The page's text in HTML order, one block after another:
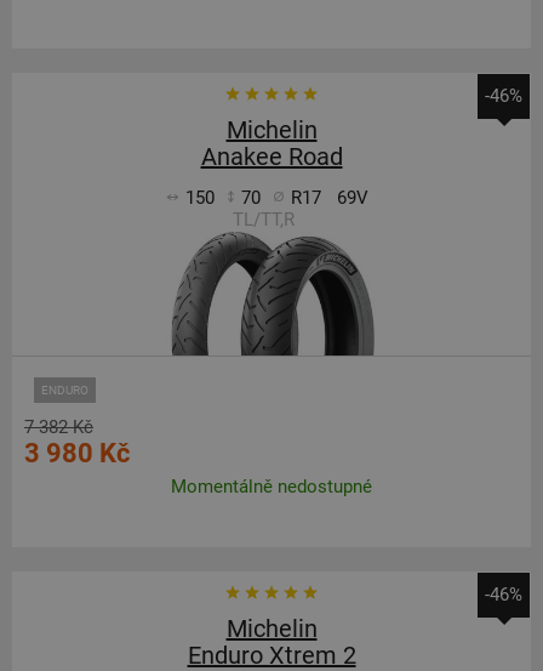
-46%
Michelin
Anakee Road
150 70 R17
69V
TL/TT,R
ENDURO
7 382 Kč
3 980 Kč
Momentálně nedostupné
-46%
Michelin
Enduro Xtrem 2